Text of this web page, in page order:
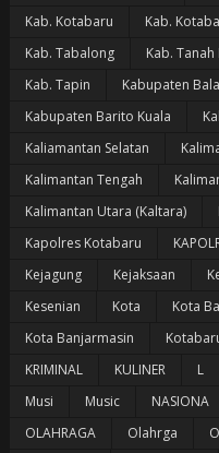
Kab. Kotabaru
Kab.
Kab. Tabalong
Kab.
Kab. Tapin
Kabupaten
Kabupaten Barito Kuala
Kaliamantan Selatan
Kalimantan Tengah
Kalimantan Utara (Kaltara)
Kapolres Kotabaru
Kejagung
Kejaksaan
Kesenian
Kota Kota
Kota Banjarmasin
KRIMINAL
KULINER L
Musi
Music NASIONA
OLAHRAGA
Olahrga